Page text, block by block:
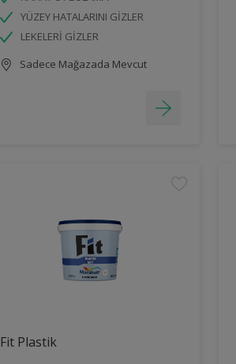
YÜZEY HATALARINI GİZLER
LEKELERİ GİZLER
Sadece Mağazada Mevcut
Fit Plastik